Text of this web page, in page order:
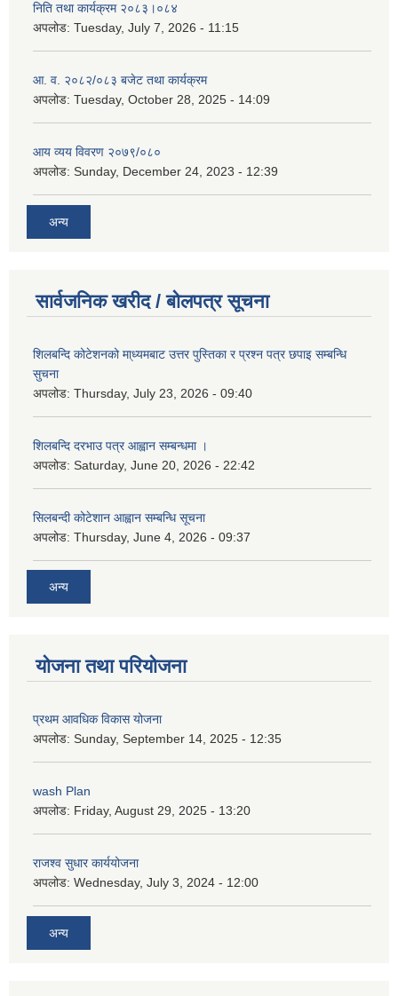
निति तथा कार्यक्रम २०८३।०८४
अपलोड: Tuesday, July 7, 2026 - 11:15
आ. व. २०८२/०८३ बजेट तथा कार्यक्रम
अपलोड: Tuesday, October 28, 2025 - 14:09
आय व्यय विवरण २०७९/०८०
अपलोड: Sunday, December 24, 2023 - 12:39
अन्य
सार्वजनिक खरीद / बोलपत्र सूचना
शिलबन्दि कोटेशनको मा्ध्यमबाट उत्तर पुस्तिका र प्रश्न पत्र छपाइ सम्बन्धि
सुचना
अपलोड: Thursday, July 23, 2026 - 09:40
शिलबन्दि दरभाउ पत्र आह्वान सम्बन्धमा ।
अपलोड: Saturday, June 20, 2026 - 22:42
सिलबन्दी कोटेशान आह्वान सम्बन्धि सूचना
अपलोड: Thursday, June 4, 2026 - 09:37
अन्य
योजना तथा परियोजना
प्रथम आवधिक विकास योजना
अपलोड: Sunday, September 14, 2025 - 12:35
wash Plan
अपलोड: Friday, August 29, 2025 - 13:20
राजश्व सुधार कार्ययोजना
अपलोड: Wednesday, July 3, 2024 - 12:00
अन्य